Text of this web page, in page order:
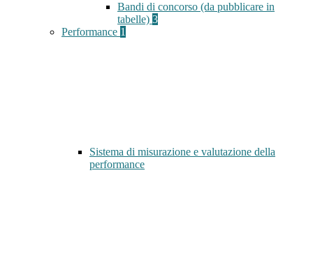
Bandi di concorso (da pubblicare in
tabelle) 3
Performance 1
Sistema di misurazione e valutazione della
performance